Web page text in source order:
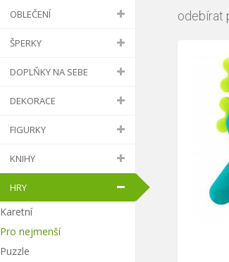
OBLEČENÍ
ŠPERKY
DOPLŇKY NA SEBE
DEKORACE
FIGURKY
KNIHY
HRY
Karetní
Pro nejmenší
Puzzle
odebírat